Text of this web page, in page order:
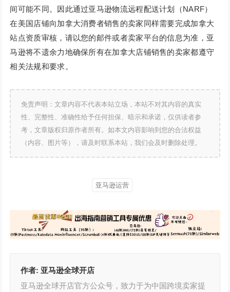
间可能不同。因此通过亚马逊物流远程配送计划（NARF）
在美国店铺向加拿大消费者销售的卖家同样需要完成加拿大
站点资质审核，请以您的邮件或者卖家平台的信息为准，亚
马逊将不遗余力地确保所有在加拿大店铺销售的卖家都遵守
相关法规和要求。
免责声明：文章内容不代表本站立场，本站不对其内容的真实
性、完整性、准确性给予任何担保、暗示和承诺，仅供读者参
考，文章版权归原作者所有。如本文内容影响到您的合法权益
（内容、图片等），请及时联系本站，我们会及时删除处理。
亚马逊运营
作者: 亚马逊全球开店
亚马逊全球开店官方公众号，致力于为中国跨境卖家提